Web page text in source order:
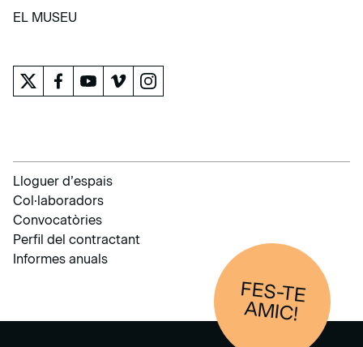
APRENDRE
EL MUSEU
Lloguer d’espais
Col·laboradors
Convocatòries
Perfil del contractant
Informes anuals
FES-TE
AM
IC!